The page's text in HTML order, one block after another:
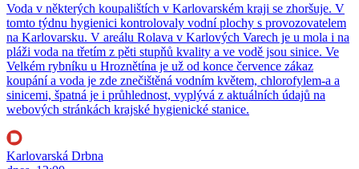
Voda v některých koupalištích v Karlovarském kraji se zhoršuje. V
tomto týdnu hygienici kontrolovaly vodní plochy s provozovatelem
na Karlovarsku. V areálu Rolava v Karlových Varech je u mola i na
pláži voda na třetím z pěti stupňů kvality a ve vodě jsou sinice. Ve
Velkém rybníku u Hroznětína je už od konce července zákaz
koupání a voda je zde znečištěná vodním květem, chlorofylem-a a
sinicemi, špatná je i průhlednost, vyplývá z aktuálních údajů na
webových stránkách krajské hygienické stanice.
Karlovarská Drbna